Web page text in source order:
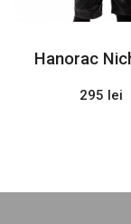
Hanorac
295 lei